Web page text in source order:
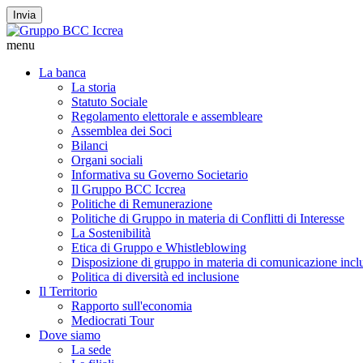
Invia
menu
La banca
La storia
Statuto Sociale
Regolamento elettorale e assembleare
Assemblea dei Soci
Bilanci
Organi sociali
Informativa su Governo Societario
Il Gruppo BCC Iccrea
Politiche di Remunerazione
Politiche di Gruppo in materia di Conflitti di Interesse
La Sostenibilità
Etica di Gruppo e Whistleblowing
Disposizione di gruppo in materia di comunicazione
Politica di diversità ed inclusione
Il Territorio
Rapporto sull'economia
Mediocrati Tour
Dove siamo
La sede